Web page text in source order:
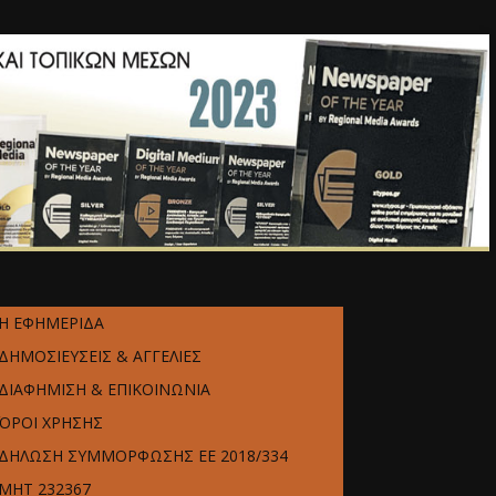
ΕΦΗΜΕΡΙΔΑ
& ΑΓΓΕΛΙΕΣ
& ΕΠΙΚΟΙΝΩΝΙΑ
ΧΡΗΣΗΣ
ΣΥΜΜΟΡΦΩΣΗΣ ΕΕ 2018/334
232367